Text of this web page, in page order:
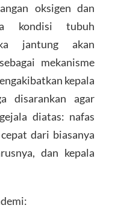
oksigen dan
kondisi tubuh
jantung akan
mekanisme
kepala
disarankan agar
diatas: nafas
dari biasanya
dan kepala